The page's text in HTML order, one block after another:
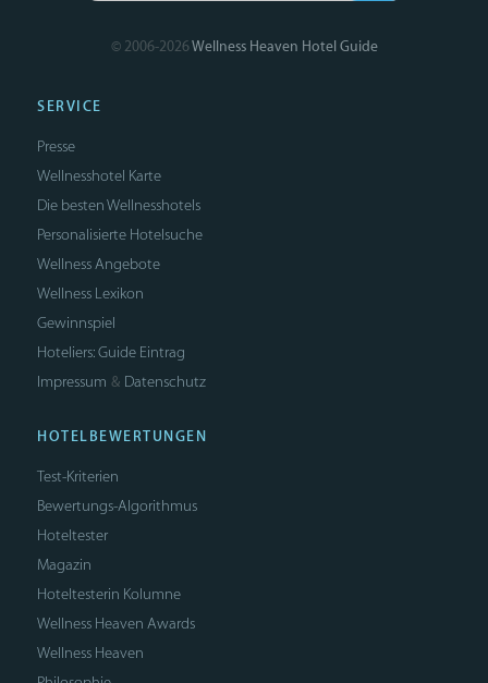
© 2006-2026Wellness Heaven Hotel Guide
SERVICE
Presse
Wellnesshotel Karte
Die besten Wellnesshotels
Personalisierte Hotelsuche
Wellness Angebote
Wellness Lexikon
Gewinnspiel
Hoteliers: Guide Eintrag
Impressum & Datenschutz
HOTELBEWERTUNGEN
Test-Kriterien
Bewertungs-Algorithmus
Hoteltester
Magazin
Hoteltesterin Kolumne
Wellness Heaven Awards
Wellness Heaven